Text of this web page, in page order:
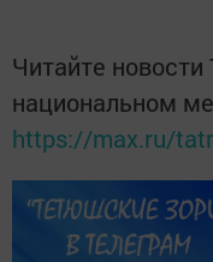
Читайте новости
национальном
https://max.ru/